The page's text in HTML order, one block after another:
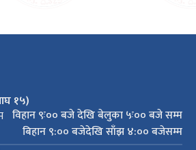
१५)
विहान ९ः०० बजे देखि बेलुका ५ः०० बजे सम्म
बिहान ९:०० बजेदेखि साँझ ४:०० बजेसम्म